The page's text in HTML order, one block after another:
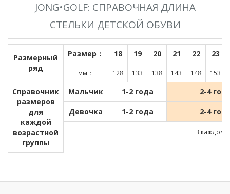
JONG•GOLF: СПРАВОЧНАЯ ДЛИНА
СТЕЛЬКИ ДЕТСКОЙ ОБУВИ
Размерный
ряд
Размер： 18 19 20 21 22 23
мм： 128 133 138 143 148 153
Справочник
размеров
для
каждой
возрастной
группы
Мальчик 1-2 года 2-4
Девочка 1-2 года 2-4
В каждом